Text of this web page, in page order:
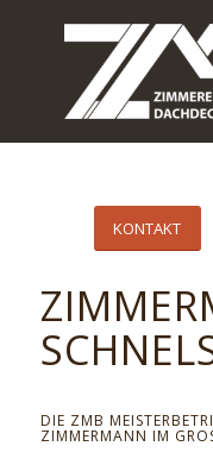
KONTAKT
DIE ZMB
ZIMMERMANN IM